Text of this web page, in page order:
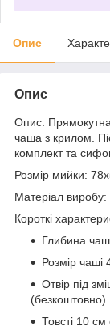
Опис
Опис
Опис:
чаша з крилом.
комплект та
Розмір мийки:
Матеріал
Короткі
Глибина
Розмір чаші
Отвір під
(безкоштовно)
Товсті 10 см